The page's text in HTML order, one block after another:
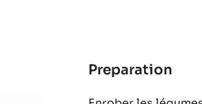
Preparation